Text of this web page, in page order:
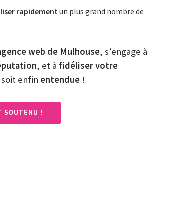
rapidement un plus grand nombre de
web de Mulhouse, s’engage à
, et à fidéliser votre
enfin entendue!
SOUTENU !